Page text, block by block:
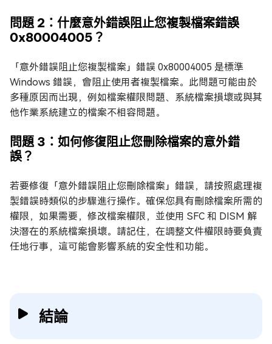
問題 2：什麼意外錯誤阻止您複製檔案錯誤
0x80004005？
「意外錯誤阻止您複製檔案」錯誤 0x80004005 是標準
Windows 錯誤，會阻止使用者複製檔案。此問題可能由於
多種原因而出現，例如檔案權限問題、系統檔案損壞或與其
他作業系統建立的檔案不相容問題。
問題 3：如何修復阻止您刪除檔案的意外錯
誤？
若要修復「意外錯誤阻止您刪除檔案」錯誤，請按照處理複
製錯誤時類似的步驟進行操作。確保您具有刪除檔案所需的
權限，如果需要，修改檔案權限，並使用 SFC 和 DISM 解
決潛在的系統檔案損壞。請記住，在調整文件權限時要負責
任地行事，這可能會影響系統的安全性和功能。
結論